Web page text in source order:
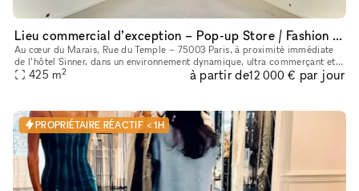
Lieu commercial d’exception – Pop-up Store / Fashion Week – Paris 3ᵉ
Au cœur du Marais, Rue du Temple – 75003 Paris, à proximité immédiate
de l’hôtel Sinner, dans un environnement dynamique, ultra commerçant et
créatif, entouré de marques de mode reconnues, concept-st
425 m2 à partir de12 000 € par jour
PROPRIÉTAIRE RÉACTIF < 1H